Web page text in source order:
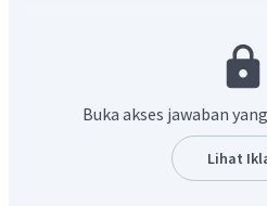
Buka akses jawaban
Lihat